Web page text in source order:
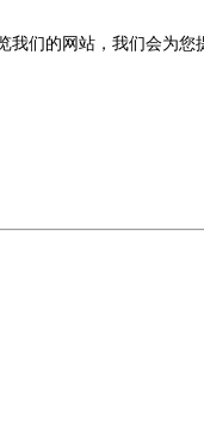
们的网站，我们会为